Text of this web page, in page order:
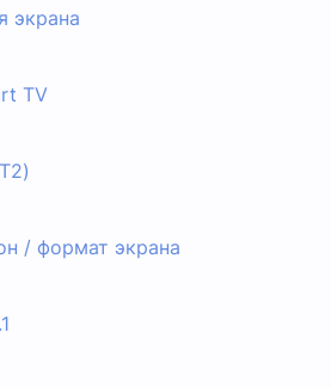
экрана
TV
/ формат экрана